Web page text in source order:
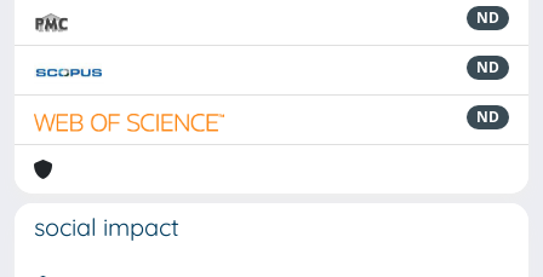
ND
ND
ND
social impact